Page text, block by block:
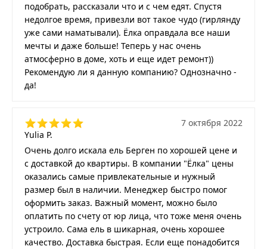
подобрать, рассказали что и с чем едят. Спустя
недолгое время, привезли вот такое чудо (гирлянду
уже сами наматывали). Ёлка оправдала все наши
мечты и даже больше! Теперь у нас очень
атмосферно в доме, хоть и еще идет ремонт))
Рекомендую ли я данную компанию? Однозначно -
да!
Yulia P.
7 октября 2022
Очень долго искала ель Берген по хорошей цене и
с доставкой до квартиры. В компании "Ёлка" цены
оказались самые привлекательные и нужный
размер был в наличии. Менеджер быстро помог
оформить заказ. Важный момент, можно было
оплатить по счету от юр лица, что тоже меня очень
устроило. Сама ель в шикарная, очень хорошее
качество. Доставка быстрая. Если еще понадобится